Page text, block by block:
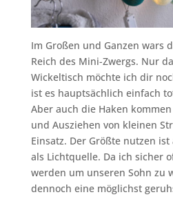
Im Großen und Ganzen wars
Reich des Mini-Zwergs. Nur
Wickeltisch möchte ich dir
ist es hauptsächlich einfach
Aber auch die Haken
und Ausziehen von kleinen
Einsatz. Der Größte nutzen
als Lichtquelle. Da ich sicher
werden um unseren Sohn zu
dennoch eine möglichst